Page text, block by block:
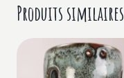
Produits similaires